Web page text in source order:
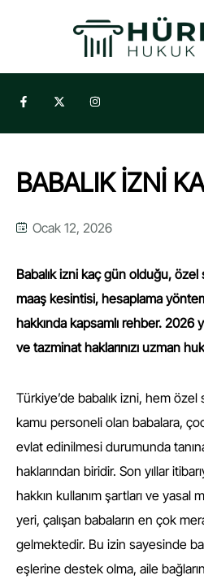
BABALIK İZNİ
Ocak 12, 2026
Babalık izni kaç gün olduğu,
maaş kesintisi, hesaplama
hakkında kapsamlı rehber. 2026
ve tazminat haklarınızı uzman
Türkiye’de babalık izni, hem özel
kamu personeli olan babalara,
evlat edinilmesi durumunda
haklarından biridir. Son yıllar
hakkın kullanım şartları ve yasal
yeri, çalışan babaların en çok
gelmektedir. Bu izin sayesinde
eşlerine destek olma, aile